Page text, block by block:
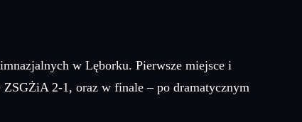
w Lęborku. Pierwsze miejsce i
ZSGŻiA 2-1, oraz w finale – po dramatycznym